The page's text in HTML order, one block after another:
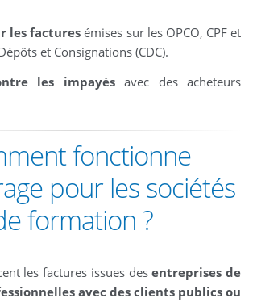
les factures émises sur les OPCO, CPF et
et Consignations (CDC).
les impayésavec des acheteurs
fonctionne
pour les sociétés
formation ?
les factures issues desentreprises de
avec des clients publics ou